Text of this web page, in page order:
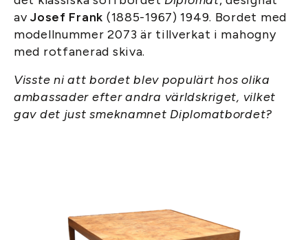
avJosef Frank (1885-1967) 1949. Bordet med
modellnummer 2073 är tillverkat i mahogny
med rotfanerad skiva.
Visste ni att bordet blev populärt hos olika
ambassader efter andra världskriget, vilket
gav det just smeknamnet Diplomatbordet?